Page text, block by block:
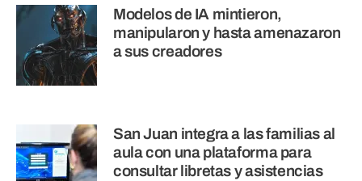
Modelos de IA mintieron,
manipularon y hasta amenazaron
a sus creadores
San Juan integra a las familias al
aula con una plataforma para
consultar libretas y asistencias